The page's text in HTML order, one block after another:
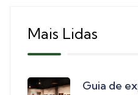
Mais Lidas
Guia de